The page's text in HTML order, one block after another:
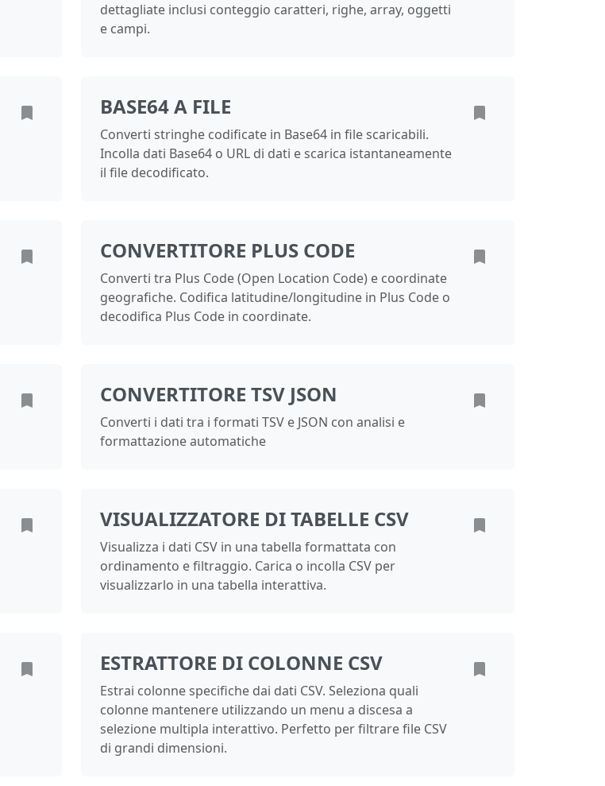
dettagliate inclusi conteggio caratteri, righe, array, oggetti
e campi.
BASE64 A FILE
Converti stringhe codificate in Base64 in file scaricabili.
Incolla dati Base64 o URL di dati e scarica istantaneamente
il file decodificato.
CONVERTITORE PLUS CODE
Converti tra Plus Code (Open Location Code) e coordinate
geografiche. Codifica latitudine/longitudine in Plus Code o
decodifica Plus Code in coordinate.
CONVERTITORE TSV JSON
Converti i dati tra i formati TSV e JSON con analisi e
formattazione automatiche
VISUALIZZATORE DI TABELLE CSV
Visualizza i dati CSV in una tabella formattata con
ordinamento e filtraggio. Carica o incolla CSV per
visualizzarlo in una tabella interattiva.
ESTRATTORE DI COLONNE CSV
Estrai colonne specifiche dai dati CSV. Seleziona quali
colonne mantenere utilizzando un menu a discesa a
selezione multipla interattivo. Perfetto per filtrare file CSV
di grandi dimensioni.